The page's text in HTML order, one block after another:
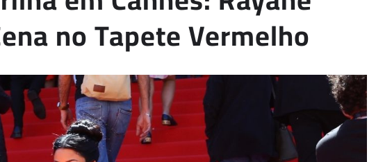
no Tapete Vermelho